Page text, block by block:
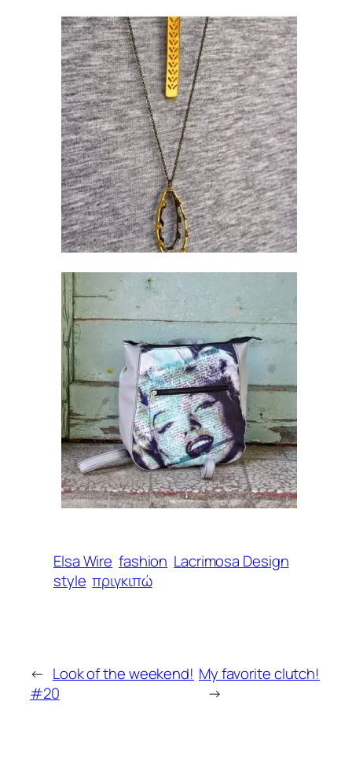
Elsa Wire fashion Lacrimosa Design
style πριγκιπώ
← Look of the weekend!
#20
My favorite clutch!
→